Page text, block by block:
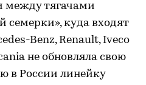
между тягачами
семерки», куда входят
Benz, Renault, Iveco
не обновляла свою
в России линейку